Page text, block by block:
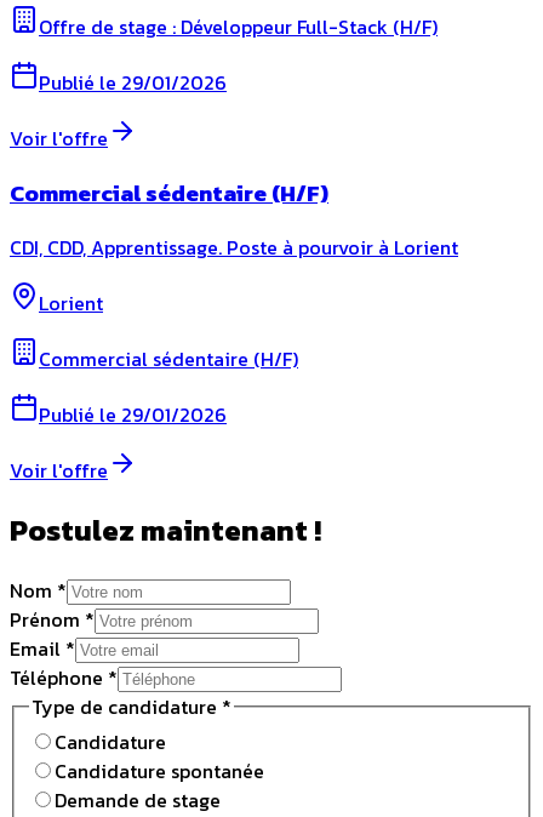
Offre de stage : Développeur Full-Stack (H/F)
Publié le 29/01/2026
Voir l'offre
Commercial sédentaire (H/F)
CDI, CDD, Apprentissage. Poste à pourvoir à Lorient
Lorient
Commercial sédentaire (H/F)
Publié le 29/01/2026
Voir l'offre
Postulez maintenant !
Nom *
Prénom *
Email *
Téléphone *
Type de candidature *
Candidature
Candidature spontanée
Demande de stage